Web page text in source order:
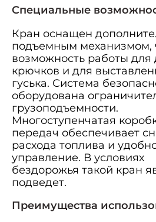
Специальные
Кран оснащен
подъемным механизмом,
возможность работы для
крючков и для
гуська. Система
оборудована
грузоподъемности.
Многоступенчатая
передач обеспечивает
расхода топлива и
управление. В условиях
бездорожья такой кран
подведет.
Преимущества